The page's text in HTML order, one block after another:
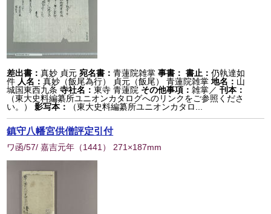
差出書：真妙 貞元 宛名書：青蓮院雑掌 事書： 書止：仍執達如
件 人名：真妙（飯尾為行） 貞元（飯尾） 青蓮院雑掌 地名： 山
城国東西九条 寺社名：東寺 青蓮院 その他事項：雑掌／刊本：
（東大史料編纂所ユニオンカタログへのリンクをご参照くださ
い。）
影写本： （東大史料編纂所ユニオンカタロ...
鎮守八幡宮供僧評定引付
ワ函/57/ 嘉吉元年 （1441 ） 271×187mm